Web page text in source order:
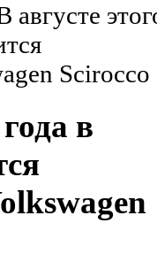
августе
Scirocco
в